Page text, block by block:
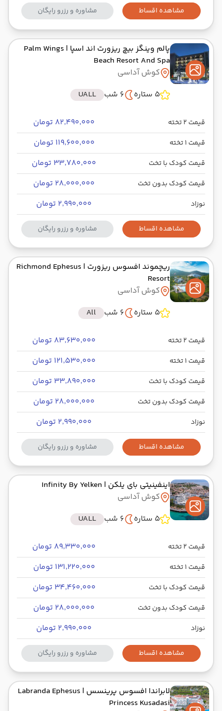
مشاهده اقساط مشاوره و رزرو رایگان
پالم وینگز بیچ ریزورت اند اسپا | Palm Wings
Beach Resort And Spa
کوش آداسی
5 ستاره
6 شب UALL
قیمت 2 تخته ۸۲٬۴۹۰٬۰۰۰ تومان
قیمت 1 تخته ۱۱۹٬۶۰۰٬۰۰۰ تومان
قیمت کودک با تخت ۳۳٬۷۸۰٬۰۰۰ تومان
قیمت کودک بدون تخت ۲۸٬۰۰۰٬۰۰۰ تومان
نوزاد ۲٬۹۹۰٬۰۰۰ تومان
مشاهده اقساط مشاوره و رزرو رایگان
ریچموند افسوس ریزورت | Richmond Ephesus
Resort
کوش آداسی
5 ستاره
6 شب All
قیمت 2 تخته ۸۳٬۶۳۰٬۰۰۰ تومان
قیمت 1 تخته ۱۲۱٬۵۳۰٬۰۰۰ تومان
قیمت کودک با تخت ۳۳٬۸۹۰٬۰۰۰ تومان
قیمت کودک بدون تخت ۲۸٬۰۰۰٬۰۰۰ تومان
نوزاد ۲٬۹۹۰٬۰۰۰ تومان
مشاهده اقساط مشاوره و رزرو رایگان
اینفینیتی بای یلکن | Infinity By Yelken
کوش آداسی
5 ستاره
6 شب UALL
قیمت 2 تخته ۸۹٬۳۳۰٬۰۰۰ تومان
قیمت 1 تخته ۱۳۱٬۲۲۰٬۰۰۰ تومان
قیمت کودک با تخت ۳۴٬۴۶۰٬۰۰۰ تومان
قیمت کودک بدون تخت ۲۸٬۰۰۰٬۰۰۰ تومان
نوزاد ۲٬۹۹۰٬۰۰۰ تومان
مشاهده اقساط مشاوره و رزرو رایگان
لابراندا افسوس پرینسس | Labranda Ephesus
Princess Kusadasi